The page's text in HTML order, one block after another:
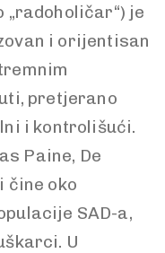
„radoholičar“) je
i orijentisan
pretjerano
i kontrolišući.
Paine, De
čine oko
SAD-a,
U